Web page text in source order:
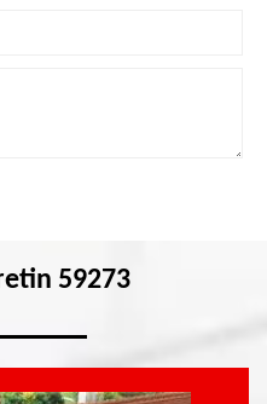
59273